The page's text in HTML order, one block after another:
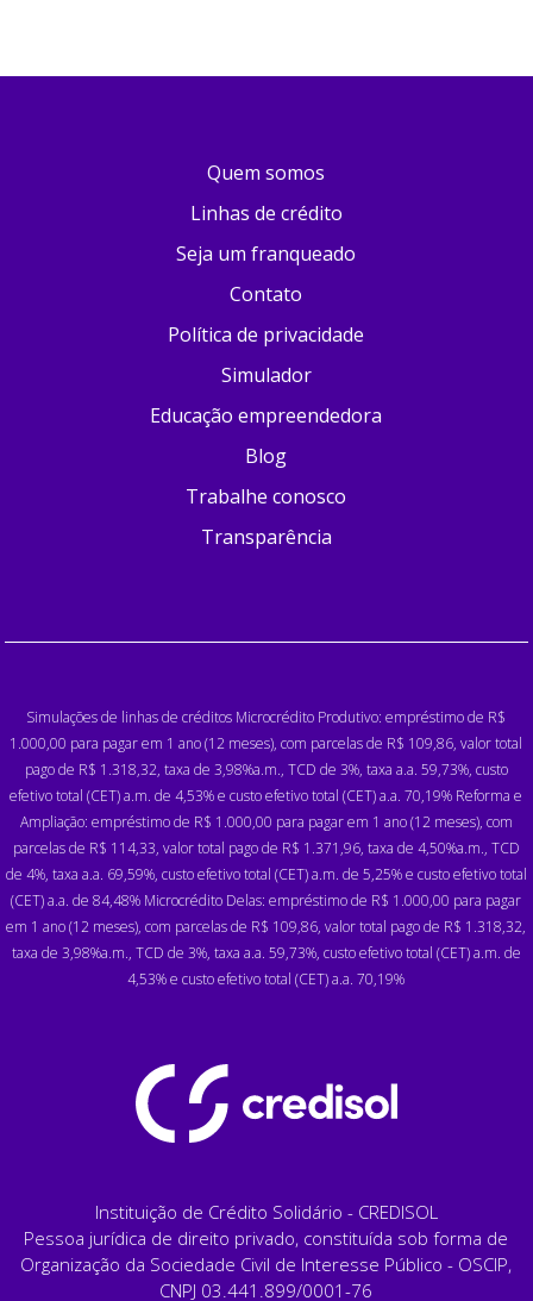
Quem somos
Linhas de crédito
Seja um franqueado
Contato
Política de privacidade
Simulador
Educação empreendedora
Blog
Trabalhe conosco
Transparência
Simulações de linhas de créditos Microcrédito Produtivo: empréstimo de R$
1.000,00 para pagar em 1 ano (12 meses), com parcelas de R$ 109,86, valor total
pago de R$ 1.318,32, taxa de 3,98%a.m., TCD de 3%, taxa a.a. 59,73%, custo
efetivo total (CET) a.m. de 4,53% e custo efetivo total (CET) a.a. 70,19% Reforma e
Ampliação: empréstimo de R$ 1.000,00 para pagar em 1 ano (12 meses), com
parcelas de R$ 114,33, valor total pago de R$ 1.371,96, taxa de 4,50%a.m., TCD
de 4%, taxa a.a. 69,59%, custo efetivo total (CET) a.m. de 5,25% e custo efetivo total
(CET) a.a. de 84,48% Microcrédito Delas: empréstimo de R$ 1.000,00 para pagar
em 1 ano (12 meses), com parcelas de R$ 109,86, valor total pago de R$ 1.318,32,
taxa de 3,98%a.m., TCD de 3%, taxa a.a. 59,73%, custo efetivo total (CET) a.m. de
4,53% e custo efetivo total (CET) a.a. 70,19%
Instituição de Crédito Solidário - CREDISOL
Pessoa jurídica de direito privado, constituída sob forma de
Organização da Sociedade Civil de Interesse Público - OSCIP,
CNPJ 03.441.899/0001-76